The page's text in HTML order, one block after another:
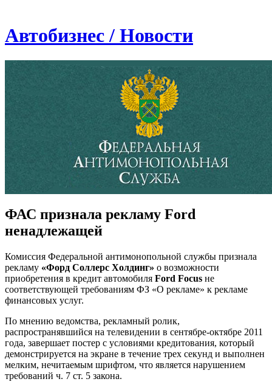
Автобизнес / Новости
ФАС признала рекламу Ford
ненадлежащей
Комиссия Федеральной антимонопольной службы признала
рекламу «Форд Соллерс Холдинг» о возможности
приобретения в кредит автомобиля Ford Focus не
соответствующей требованиям ФЗ «О рекламе» к рекламе
финансовых услуг.
По мнению ведомства, рекламный ролик,
распространявшийся на телевидении в сентябре-октябре 2011
года, завершает постер с условиями кредитования, который
демонстрируется на экране в течение трех секунд и выполнен
мелким, нечитаемым шрифтом, что является нарушением
требований ч. 7 ст. 5 закона.